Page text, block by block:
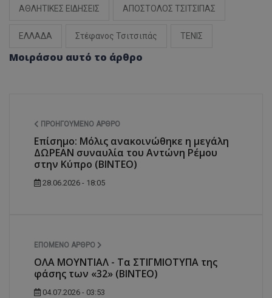
ΑΘΛΗΤΙΚΕΣ ΕΙΔΗΣΕΙΣ ΑΠΟΣΤΟΛΟΣ ΤΣΙΤΣΙΠΑΣ
ΕΛΛΑΔΑ Στέφανος Τσιτσιπάς ΤΕΝΙΣ
Μοιράσου αυτό το άρθρο
ΠΡΟΗΓΟΎΜΕΝΟ ΆΡΘΡΟ
Επίσημο: Μόλις ανακοινώθηκε η μεγάλη
ΔΩΡΕΑΝ συναυλία του Αντώνη Ρέμου
στην Κύπρο (ΒΙΝΤΕΟ)
28.06.2026 - 18:05
ΕΠΌΜΕΝΟ ΆΡΘΡΟ
ΟΛΑ ΜΟΥΝΤΙΑΛ - Τα ΣΤΙΓΜΙΟΤΥΠΑ της
φάσης των «32» (ΒΙΝΤΕΟ)
04.07.2026 - 03:53